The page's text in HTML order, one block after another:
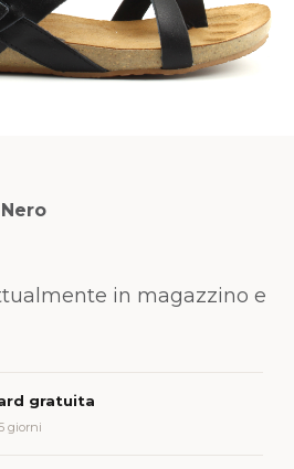
in magazzino e
gratuita
giorni